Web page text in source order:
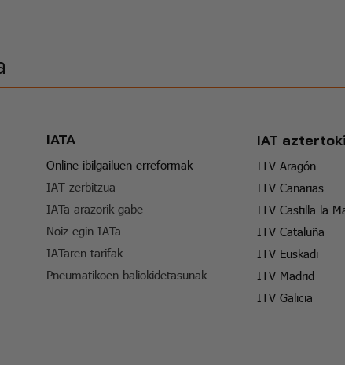
IATA
Online ibilgailuen erreformak
IAT zerbitzua
IATa arazorik gabe
Noiz egin IATa
IATaren tarifak
Pneumatikoen baliokidetasunak
IAT
ITV Aragón
ITV Canarias
ITV Castilla la
ITV Cataluña
ITV Euskadi
ITV Madrid
ITV Galicia